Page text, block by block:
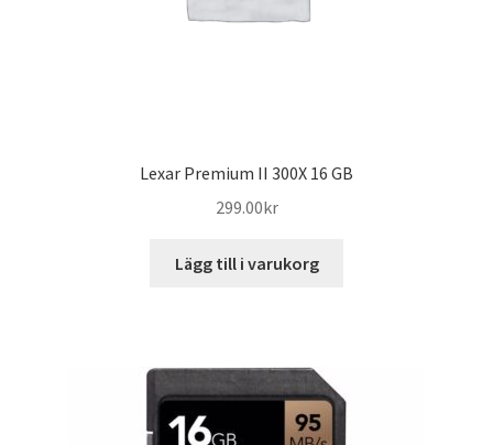
Lexar Premium II 300X 16 GB
299.00kr
Lägg till i varukorg